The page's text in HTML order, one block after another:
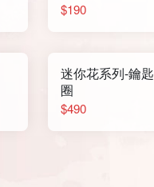
$190
迷你花系列-鑰匙
圈
$490